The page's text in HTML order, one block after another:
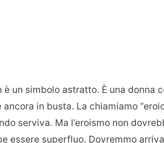
è un simbolo astratto. È una donna
in busta. La chiamiamo
serviva. Ma l’eroismo non
essere superfluo. Dovremmo